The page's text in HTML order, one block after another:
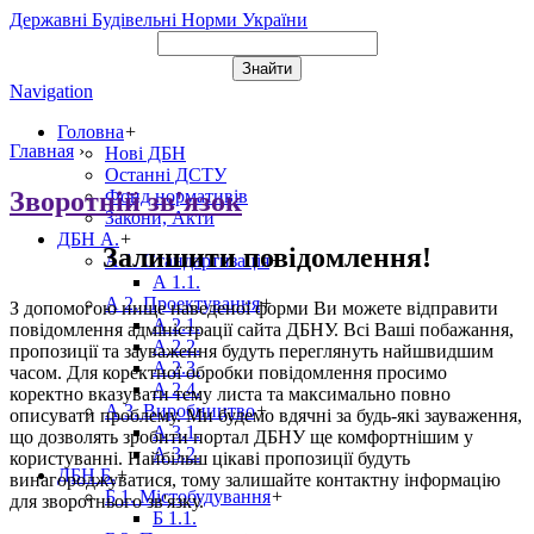
Державні Будівельні Норми України
Navigation
Головна+
Нові ДБН
Останні ДСТУ
Фонд нормативів
Закони, Акти
ДБН А.+
А 1. Стандартизація+
А 1.1.
А 2. Проектування+
А 2.1.
А 2.2.
А 2.3.
А 2.4.
А 3. Виробництво+
А 3.1.
А 3.2.
ДБН Б.+
Б 1. Містобудування+
Б 1.1.
Главная ›
Зворотній зв'язок
Залишити повідомлення!
З допомогою нище наведеної форми Ви можете відправити
повідомлення адміністрації сайта ДБНУ. Всі Ваші побажання,
пропозиції та зауваження будуть переглянуть найшвидшим
часом. Для коректної обробки повідомлення просимо
коректно вказувати тему листа та максимально повно
описувати проблему. Ми будемо вдячні за будь-які зауваження,
що дозволять зробити портал ДБНУ ще комфортнішим у
користуванні. Найбільш цікаві пропозиції будуть
винагороджуватися, тому залишайте контактну інформацію
для зворотнього зв'язку.